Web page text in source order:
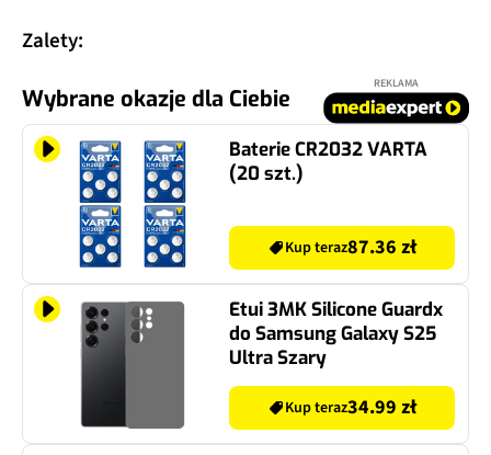
Zalety:
Wybrane okazje dla Ciebie
REKLAMA
Baterie CR2032 VARTA
(20 szt.)
Kup teraz87.36 zł
Etui 3MK Silicone Guardx
do Samsung Galaxy S25
Ultra Szary
Kup teraz34.99 zł